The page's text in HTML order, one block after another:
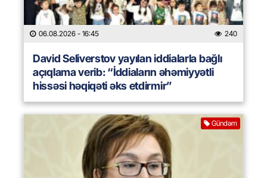
06.08.2026 - 16:45 240
David Seliverstov yayılan iddialarla bağlı
açıqlama verib: “İddiaların əhəmiyyətli
hissəsi həqiqəti əks etdirmir”
Gündəm